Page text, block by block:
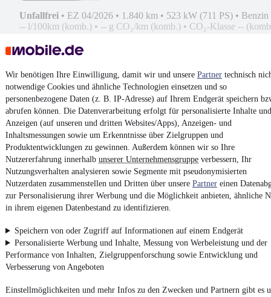
Wir benötigen Ihre Einwilligung, damit wir und unsere Partner technisch
notwendige Cookies und ähnliche Technologien einsetzen und so
personenbezogene Daten (z. B. IP-Adresse) auf Ihrem Endgerät speichern
abrufen können. Die Datenverarbeitung erfolgt für personalisierte Inhalte und
Anzeigen (auf unseren und dritten Websites/Apps), Anzeigen- und
Inhaltsmessungen sowie um Erkenntnisse über Zielgruppen und
Produktentwicklungen zu gewinnen. Außerdem können wir so Ihre
Nutzererfahrung innerhalb unserer Unternehmensgruppe verbessern, Ihr
Nutzungsverhalten analysieren sowie Segmente mit pseudonymisierten
Nutzerdaten zusammenstellen und Dritten über unsere Partner einen
zur Personalisierung ihrer Werbung und die Möglichkeit anbieten, ähnliche
in ihrem eigenen Datenbestand zu identifizieren.
Speichern von oder Zugriff auf Informationen auf einem Endgerät
Personalisierte Werbung und Inhalte, Messung von Werbeleistung und der
Performance von Inhalten, Zielgruppenforschung sowie Entwicklung und
Verbesserung von Angeboten
Einstellmöglichkeiten und mehr Infos zu den Zwecken und Partnern gibt es
Unfallfrei • EZ 04/2026 • 1.840 km • 523 kW (711 PS) • Benzin
-- l/100km (komb.) • -- g CO₂/km (komb.) • CO₂-Klasse --
MwSt. ausweisbar
4.6 Sterne
Nutze mobile.de schnell und einfach
App installieren
Impressum
AGB
Vertrag widerrufen
Datenschutz